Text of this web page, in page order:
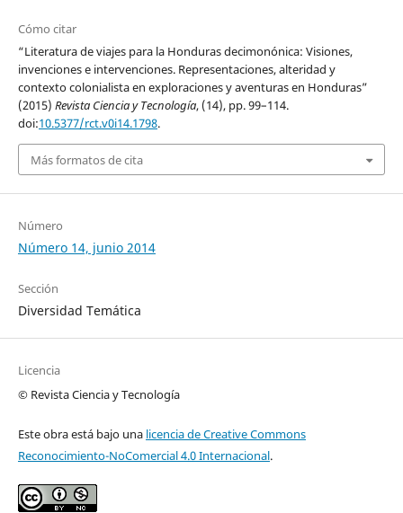
Cómo citar
“Literatura de viajes para la Honduras decimonónica: Visiones,
invenciones e intervenciones. Representaciones, alteridad y
contexto colonialista en exploraciones y aventuras en Honduras”
(2015) Revista Ciencia y Tecnología, (14), pp. 99–114.
doi:10.5377/rct.v0i14.1798.
Más formatos de cita
Número
Número 14, junio 2014
Sección
Diversidad Temática
Licencia
© Revista Ciencia y Tecnología
Este obra está bajo una licencia de Creative Commons
Reconocimiento-NoComercial 4.0 Internacional.